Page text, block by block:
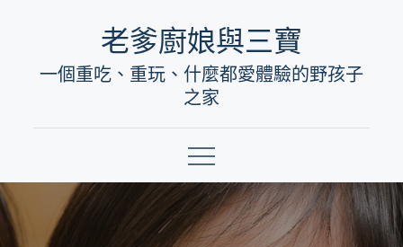
content
老爹廚娘與三寶
一個重吃、重玩、什麼都愛體驗的野孩子
之家